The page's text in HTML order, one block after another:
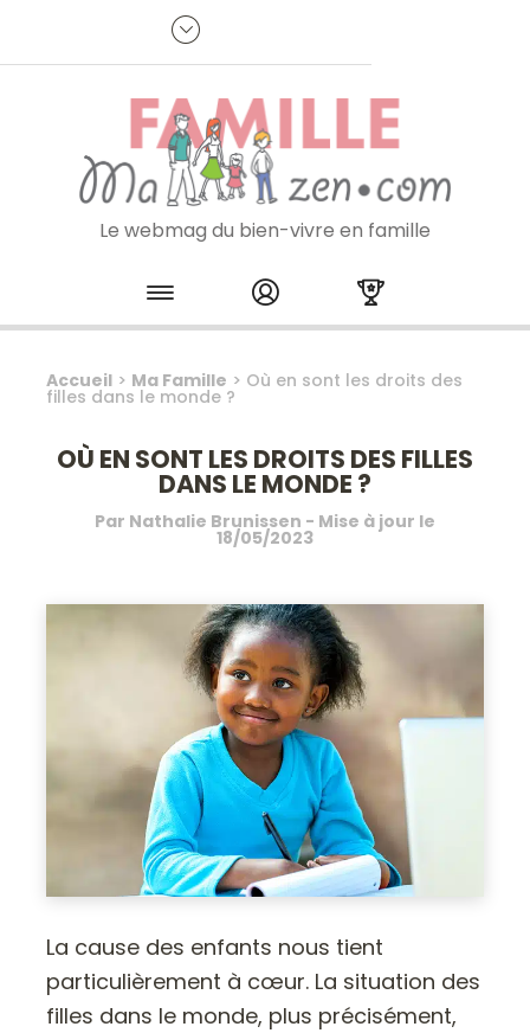
Je m'inscris à la newsletter
Le webmag du bien-vivre en famille
Skip to content
Accueil > Ma Famille > Où en sont les droits des
filles dans le monde ?
OÙ EN SONT LES DROITS DES FILLES
DANS LE MONDE ?
Par Nathalie Brunissen - Mise à jour le
18/05/2023
La cause des enfants nous tient
particulièrement à cœur. La situation des
filles dans le monde, plus précisément,
Panneau de gestion des cookies